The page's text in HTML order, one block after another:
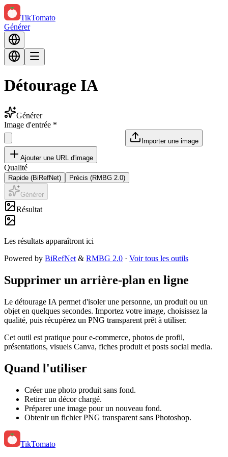
TikTomato
Générer
Détourage IA
Générer
Image d'entrée *
Importer une image
Ajouter une URL d'image
Qualité
Rapide (BiRefNet) Précis (RMBG 2.0)
Générer
Résultat
Les résultats apparaîtront ici
Powered by BiRefNet & RMBG 2.0 · Voir tous les outils
Supprimer un arrière-plan en ligne
Le détourage IA permet d'isoler une personne, un produit ou un
objet en quelques secondes. Importez votre image, choisissez la
qualité, puis récupérez un PNG transparent prêt à utiliser.
Cet outil est pratique pour e-commerce, photos de profil,
présentations, visuels Canva, fiches produit et posts social media.
Quand l'utiliser
Créer une photo produit sans fond.
Retirer un décor chargé.
Préparer une image pour un nouveau fond.
Obtenir un fichier PNG transparent sans Photoshop.
TikTomato